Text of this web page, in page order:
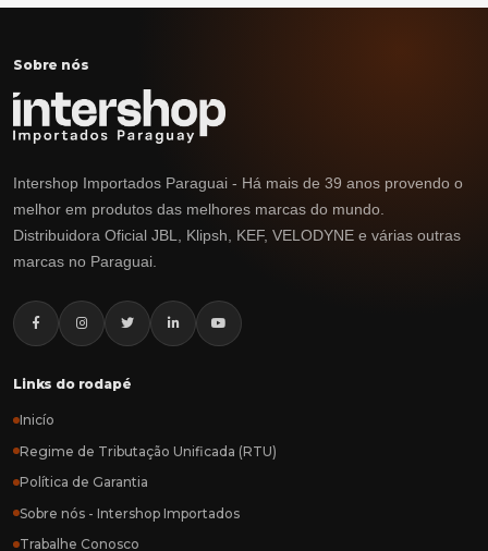
Sobre nós
Intershop Importados Paraguai - Há mais de 39 anos provendo o
melhor em produtos das melhores marcas do mundo.
Distribuidora Oficial JBL, Klipsh, KEF, VELODYNE e várias outras
marcas no Paraguai.
Links do rodapé
Inicío
Regime de Tributação Unificada (RTU)
Política de Garantia
Sobre nós - Intershop Importados
Trabalhe Conosco